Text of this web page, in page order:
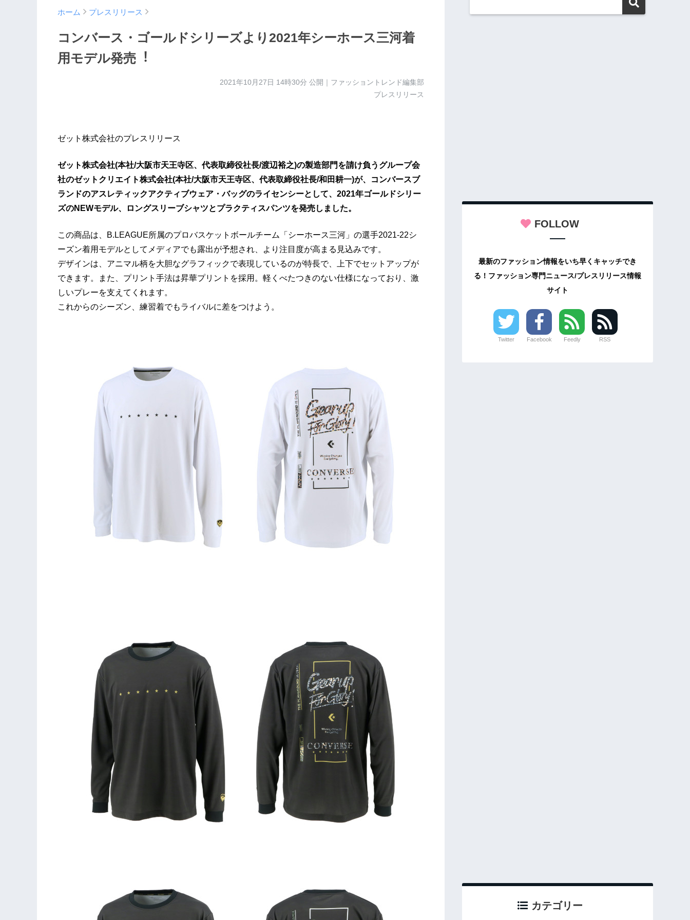
ホーム プレスリリース
コンバース・ゴールドシリーズより2021年シーホース三河着
⽤モデル発売︕
2021年10月27日 14時30分 公開｜ファッショントレンド編集部
プレスリリース
ゼット株式会社のプレスリリース
ゼット株式会社(本社/⼤阪市天王寺区、代表取締役社⻑/渡辺裕之)の製造部⾨を請け負うグループ会
社のゼットクリエイト株式会社(本社/⼤阪市天王寺区、代表取締役社⻑/和⽥耕⼀)が、コンバースブ
ランドのアスレティックアクティブウェア・バッグのライセンシーとして、2021年ゴールドシリー
ズのNEWモデル、ロングスリーブシャツとプラクティスパンツを発売しました。
この商品は、B.LEAGUE所属のプロバスケットボールチーム「シーホース三河」の選手2021-22シ
ーズン着用モデルとしてメディアでも露出が予想され、より注⽬度が⾼まる⾒込みです。
デザインは、アニマル柄を⼤胆なグラフィックで表現しているのが特⻑で、上下でセットアップが
できます。また、プリント手法は昇華プリントを採用。軽くべたつきのない仕様になっており、激
しいプレーを支えてくれます。
これからのシーズン、練習着でもライバルに差をつけよう。
FOLLOW
最新のファッション情報をいち早くキャッチでき
る！ファッション専門ニュース/プレスリリース情報
サイト
Twitter Facebook Feedly RSS
カテゴリー